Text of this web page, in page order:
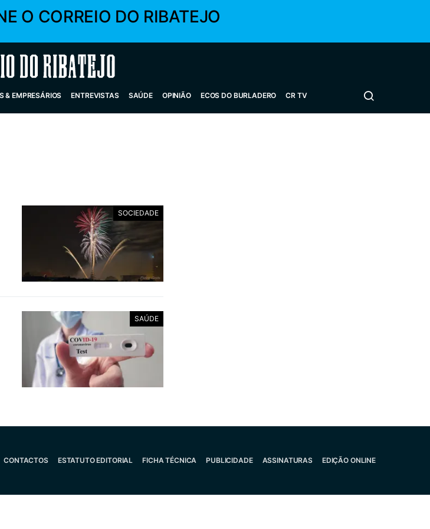
O CORREIO DO RIBATEJO
Ribatejo
& EMPRESÁRIOS ENTREVISTAS SAÚDE OPINIÃO ECOS DO BURLADERO CR TV
SOCIEDADE
SAÚDE
CONTACTOS ESTATUTO EDITORIAL FICHA TÉCNICA PUBLICIDADE ASSINATURAS EDIÇÃO ONLINE